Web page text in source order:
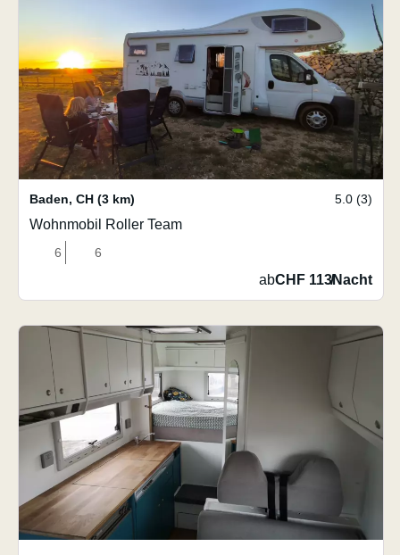
Baden, CH (3 km) 5.0 (3)
Wohnmobil Roller Team
6 6
abCHF 113/Nacht